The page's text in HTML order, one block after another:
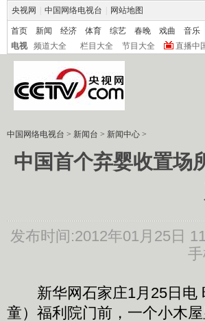
央视网 中国网络电视台 网站地图
首页 新闻 经济 体育 综艺 春晚 戏曲 音乐
电视
频道大全 栏目大全 节目大全 直播中
中国网络电视台 > 新闻台 > 新闻中心 >
中国首个弃婴收置场
发布时间:2012年01月25日
新华网石家庄1月25日电
童）福利院门前，一个小木